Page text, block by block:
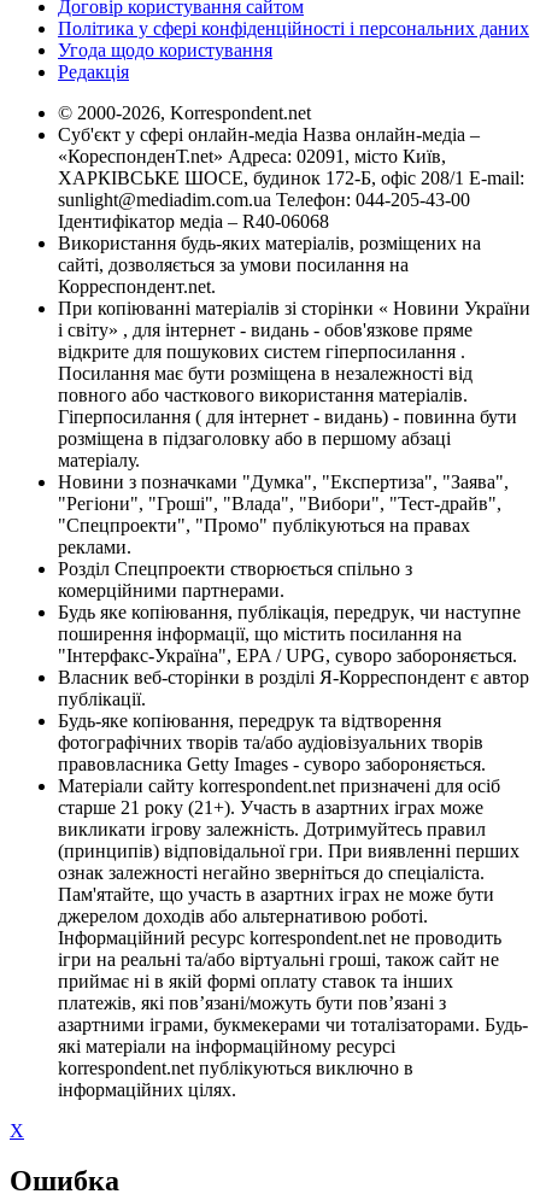
Договір користування сайтом
Політика у сфері конфіденційності і персональних даних
Угода щодо користування
Редакція
© 2000-2026, Korrespondent.net
Суб'єкт у сфері онлайн-медіа Назва онлайн-медіа –
«КореспонденТ.net» Адреса: 02091, місто Київ,
ХАРКІВСЬКЕ ШОСЕ, будинок 172-Б, офіс 208/1 E-mail:
sunlight@mediadim.com.ua Телефон: 044-205-43-00
Ідентифікатор медіа – R40-06068
Використання будь-яких матеріалів, розміщених на
сайті, дозволяється за умови посилання на
Корреспондент.net.
При копіюванні матеріалів зі сторінки « Новини України
і світу» , для інтернет - видань - обов'язкове пряме
відкрите для пошукових систем гіперпосилання .
Посилання має бути розміщена в незалежності від
повного або часткового використання матеріалів.
Гіперпосилання ( для інтернет - видань) - повинна бути
розміщена в підзаголовку або в першому абзаці
матеріалу.
Новини з позначками "Думка", "Експертиза", "Заява",
"Регіони", "Гроші", "Влада", "Вибори", "Тест-драйв",
"Спецпроекти", "Промо" публікуються на правах
реклами.
Розділ Спецпроекти створюється спільно з
комерційними партнерами.
Будь яке копіювання, публікація, передрук, чи наступне
поширення інформації, що містить посилання на
"Інтерфакс-Україна", EPA / UPG, суворо забороняється.
Власник веб-сторінки в розділі Я-Корреспондент є автор
публікації.
Будь-яке копіювання, передрук та відтворення
фотографічних творів та/або аудіовізуальних творів
правовласника Getty Images - суворо забороняється.
Матеріали сайту korrespondent.net призначені для осіб
старше 21 року (21+). Участь в азартних іграх може
викликати ігрову залежність. Дотримуйтесь правил
(принципів) відповідальної гри. При виявленні перших
ознак залежності негайно зверніться до спеціаліста.
Пам'ятайте, що участь в азартних іграх не може бути
джерелом доходів або альтернативою роботі.
Інформаційний ресурс korrespondent.net не проводить
ігри на реальні та/або віртуальні гроші, також сайт не
приймає ні в якій формі оплату ставок та інших
платежів, які пов’язані/можуть бути пов’язані з
азартними іграми, букмекерами чи тоталізаторами. Будь-
які матеріали на інформаційному ресурсі
korrespondent.net публікуються виключно в
інформаційних цілях.
X
Ошибка